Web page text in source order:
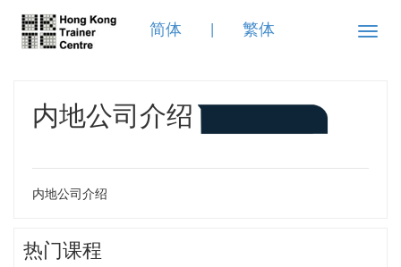
Toggle
简体 繁体
内地公司介绍
内地公司介绍
热门课程